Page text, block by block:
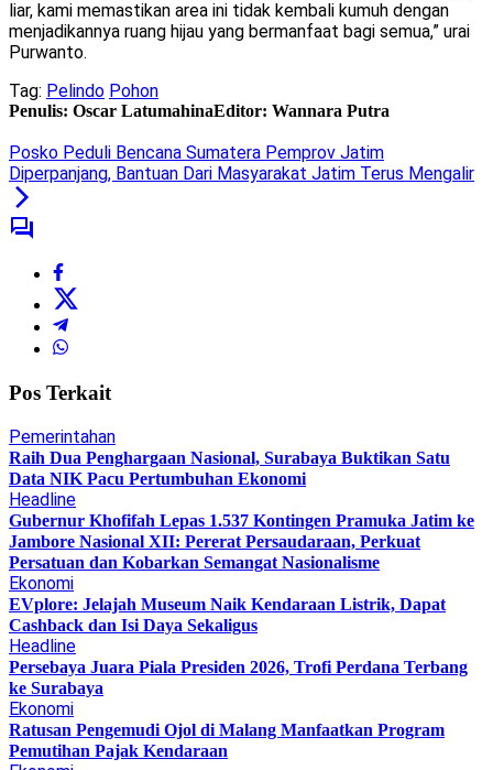
liar, kami memastikan area ini tidak kembali kumuh dengan
menjadikannya ruang hijau yang bermanfaat bagi semua,” urai
Purwanto.
Tag: Pelindo Pohon
Penulis: Oscar LatumahinaEditor: Wannara Putra
Posko Peduli Bencana Sumatera Pemprov Jatim
Diperpanjang, Bantuan Dari Masyarakat Jatim Terus Mengalir
Pos Terkait
Pemerintahan
Raih Dua Penghargaan Nasional, Surabaya Buktikan Satu
Data NIK Pacu Pertumbuhan Ekonomi
Headline
Gubernur Khofifah Lepas 1.537 Kontingen Pramuka Jatim ke
Jambore Nasional XII: Pererat Persaudaraan, Perkuat
Persatuan dan Kobarkan Semangat Nasionalisme
Ekonomi
EVplore: Jelajah Museum Naik Kendaraan Listrik, Dapat
Cashback dan Isi Daya Sekaligus
Headline
Persebaya Juara Piala Presiden 2026, Trofi Perdana Terbang
ke Surabaya
Ekonomi
Ratusan Pengemudi Ojol di Malang Manfaatkan Program
Pemutihan Pajak Kendaraan